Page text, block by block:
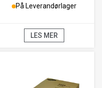
På Leverandørlager
LES MER